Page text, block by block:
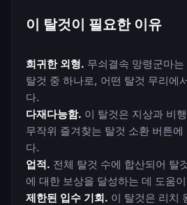
이 탈것이 필요한 이유
희귀한 외형. 무쇠결속 망령군마
탈것 중 하나로, 어떤 탈것 무리에
다.
다재다능함. 이 탈것은 지상과 비
무작위 즐겨찾는 탈것 소환 버튼
다.
업적. 전체 탈것 수에 합산되어 탈
에 대한 보상을 달성하는 데 도움
제한된 입수 기회. 이 탈것은 리치